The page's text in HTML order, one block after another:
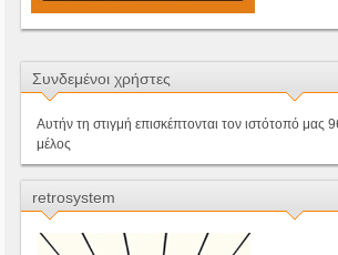
Συνδεμένοι χρήστες
Αυτήν τη στιγμή επισκέπτονται τον ιστότοπό μας
μέλος
retrosystem